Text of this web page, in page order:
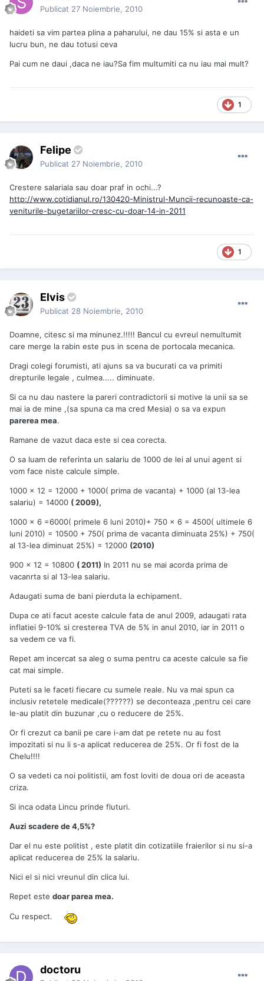
Publicat 27 Noiembrie, 2010
haideti sa vim partea plina a paharului, ne dau 15% si asta e un
lucru bun, ne dau totusi ceva
Pai cum ne daui ,daca ne iau?Sa fim multumiti ca nu iau mai mult?
1
Felipe
Publicat 27 Noiembrie, 2010
Crestere salariala sau doar praf in ochi...?
http://www.cotidianul.ro/130420-Ministrul-Muncii-recunoaste-ca-
veniturile-bugetariilor-cresc-cu-doar-14-in-2011
1
Elvis
Publicat 28 Noiembrie, 2010
Doamne, citesc si ma minunez.!!!!! Bancul cu evreul nemultumit
care merge la rabin este pus in scena de portocala mecanica.
Dragi colegi forumisti, ati ajuns sa va bucurati ca va primiti
drepturile legale , culmea..... diminuate.
Si ca nu dau nastere la pareri contradictorii si motive la unii sa se
mai ia de mine ,(sa spuna ca ma cred Mesia) o sa va expun
parerea mea.
Ramane de vazut daca este si cea corecta.
O sa luam de referinta un salariu de 1000 de lei al unui agent si
vom face niste calcule simple.
1000 x 12 = 12000 + 1000( prima de vacanta) + 1000 (al 13-lea
salariu) = 14000 ( 2009),
1000 x 6 =6000( primele 6 luni 2010)+ 750 x 6 = 4500( ultimele 6
luni 2010) = 10500 + 750( prima de vacanta diminuata 25%) + 750(
al 13-lea diminuat 25%) = 12000 (2010)
900 x 12 = 10800 ( 2011) In 2011 nu se mai acorda prima de
vacanrta si al 13-lea salariu.
Adaugati suma de bani pierduta la echipament.
Dupa ce ati facut aceste calcule fata de anul 2009, adaugati rata
inflatiei 9-10% si cresterea TVA de 5% in anul 2010, iar in 2011 o
sa vedem ce va fi.
Repet am incercat sa aleg o suma pentru ca aceste calcule sa fie
cat mai simple.
Puteti sa le faceti fiecare cu sumele reale. Nu va mai spun ca
inclusiv retetele medicale(??????) se deconteaza ,pentru cei care
le-au platit din buzunar ,cu o reducere de 25%.
Or fi crezut ca banii pe care i-am dat pe retete nu au fost
impozitati si nu li s-a aplicat reducerea de 25%. Or fi fost de la
Chelu!!!!
O sa vedeti ca noi politistii, am fost loviti de doua ori de aceasta
criza.
Si inca odata Lincu prinde fluturi.
Auzi scadere de 4,5%?
Dar el nu este politist , este platit din cotizatiile fraierilor si nu si-a
aplicat reducerea de 25% la salariu.
Nici el si nici vreunul din clica lui.
Repet este doar parea mea.
Cu respect.
doctoru